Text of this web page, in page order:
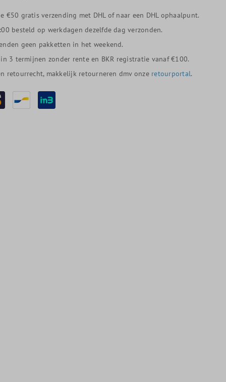
€50 gratis verzending met DHL of naar een DHL ophaalpunt.
besteld op werkdagen dezelfde dag verzonden.
geen pakketten in het weekend.
3 termijnen zonder rente en BKR registratie vanaf €100.
retourrecht, makkelijk retourneren dmv onze retourportal.